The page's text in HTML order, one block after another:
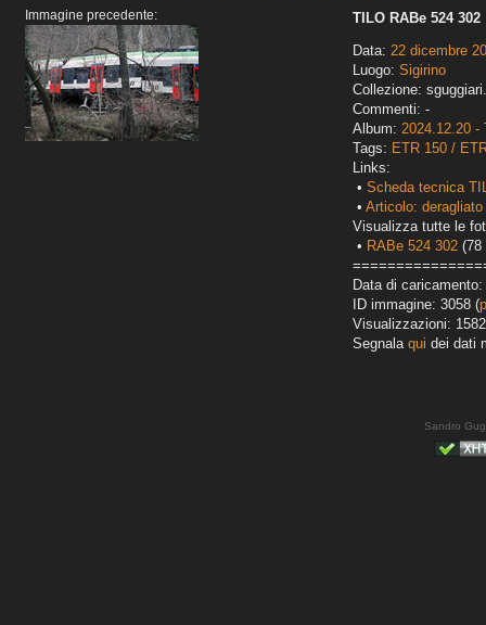
Immagine precedente:
TILO RABe 524 302
Data: 22 dicembre
Luogo: Sigirino
Collezione:
Commenti: -
Album: 2024.12.20 -
Tags: ETR 150 /
Links:
• Scheda tecnica
• Articolo:
Visualizza tutte le
• RABe 524 302 (78
Data di
ID immagine: 3058 (
Visualizzazioni: 1582
Segnala qui dei dati
Sandro